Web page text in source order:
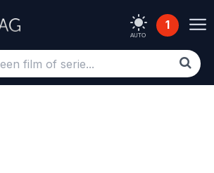
AUTO
1